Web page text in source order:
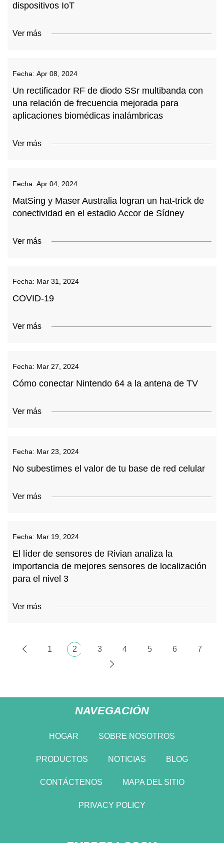
dispositivos IoT
Ver más
Fecha: Apr 08, 2024
Un rectificador RF de diodo SSr multibanda con
una relación de frecuencia mejorada para
aplicaciones biomédicas inalámbricas
Ver más
Fecha: Apr 04, 2024
MatSing y Maser Australia logran un hat-trick de
conectividad en el estadio Accor de Sídney
Ver más
Fecha: Mar 31, 2024
COVID-19
Ver más
Fecha: Mar 27, 2024
Cómo conectar Nintendo 64 a la antena de TV
Ver más
Fecha: Mar 23, 2024
No subestimes el valor de tu base de red celular
Ver más
Fecha: Mar 19, 2024
El líder de sensores de Rivian analiza la
importancia de mejores sensores de localización
para el nivel 3
Ver más
1 2 3 4 5 6 7
NAVEGACIÓN
HOGAR SOBRE NOSOTROS
PRODUCTOS NOTICIAS BLOG
CONTÁCTENOS MAPA DEL SITIO
PRIVACY POLICY